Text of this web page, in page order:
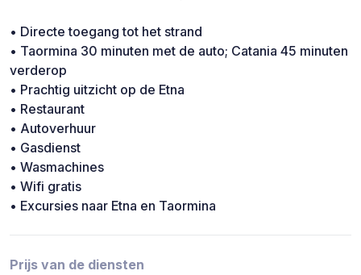
• Directe toegang tot het strand
• Taormina 30 minuten met de auto; Catania 45 minuten
verderop
• Prachtig uitzicht op de Etna
• Restaurant
• Autoverhuur
• Gasdienst
• Wasmachines
• Wifi gratis
• Excursies naar Etna en Taormina
Prijs van de diensten